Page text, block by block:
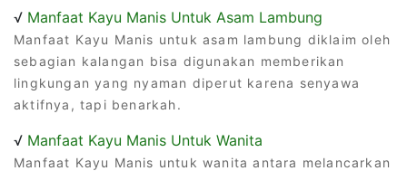
√ Manfaat Kayu Manis Untuk Asam Lambung
Manfaat Kayu Manis untuk asam lambung diklaim oleh
sebagian kalangan bisa digunakan memberikan
lingkungan yang nyaman diperut karena senyawa
aktifnya, tapi benarkah.
√ Manfaat Kayu Manis Untuk Wanita
Manfaat Kayu Manis untuk wanita antara melancarkan